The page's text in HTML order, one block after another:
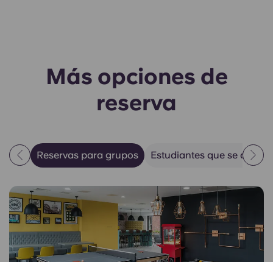
Más opciones de
reserva
Reservas para grupos Estudiantes que se